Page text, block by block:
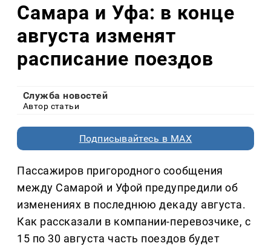
Самара и Уфа: в конце
августа изменят
расписание поездов
Служба новостей
Автор статьи
Подписывайтесь в MAX
Пассажиров пригородного сообщения
между Самарой и Уфой предупредили об
изменениях в последнюю декаду августа.
Как рассказали в компании-перевозчике, с
15 по 30 августа часть поездов будет